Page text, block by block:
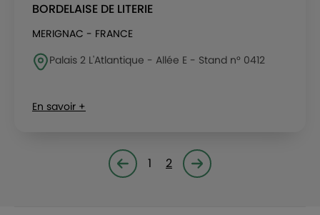
BORDELAISE DE LITERIE
MERIGNAC - FRANCE
Palais 2 L'Atlantique - Allée E - Stand n° 0412
En savoir +
Page précédente
1 2 Page suivante<